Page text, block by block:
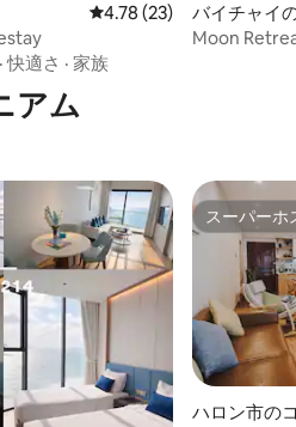
レビュー23件、5つ星中
4.78 (23)
·快適さ · 家族
バイチャイ
Moon
アム
平均評価
スです。 スーパーホ
スーパーホ
ハロン市の